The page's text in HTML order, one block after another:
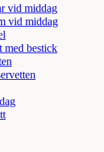
vid middag
vid middag
med bestick